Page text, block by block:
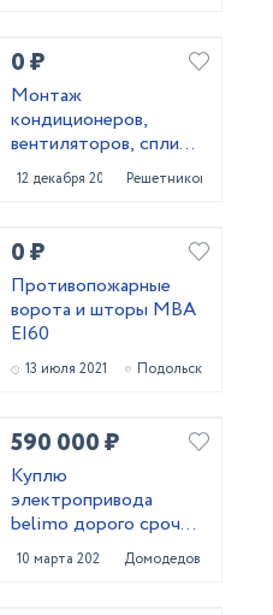
0 ₽
Монтаж
кондиционеров,
вентиляторов, сплит-
систем
12 декабря 2021 Решетниково
0 ₽
Противопожарные
ворота и шторы МВА
EI60
13 июля 2021 Подольск
590 000 ₽
Куплю
электропривода
belimo дорого срочно
тел 89611447885
10 марта 2021 Домодедово